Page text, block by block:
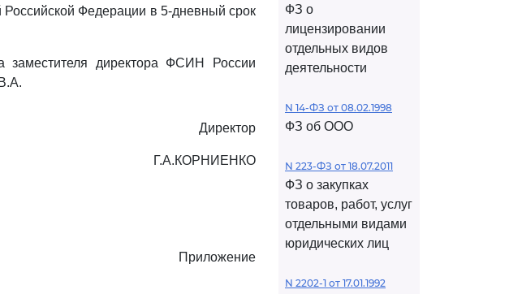
Федерации в 5-дневный срок
заместителя директора ФСИН России
Директор
Г.А.КОРНИЕНКО
Приложение
ФЗ о
лицензировании
отдельных видов
деятельности
N 14-ФЗ от 08.02.1998
ФЗ об ООО
N 223-ФЗ от 18.07.2011
ФЗ о закупках
товаров, работ, услуг
отдельными видами
юридических лиц
N 2202-1 от 17.01.1992